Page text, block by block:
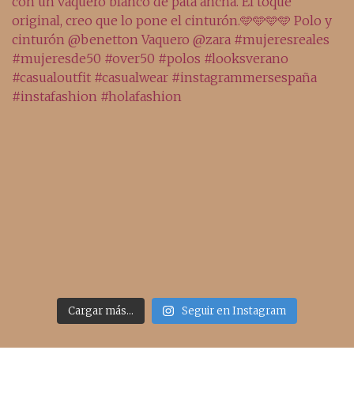
Cargar más... Seguir en Instagram